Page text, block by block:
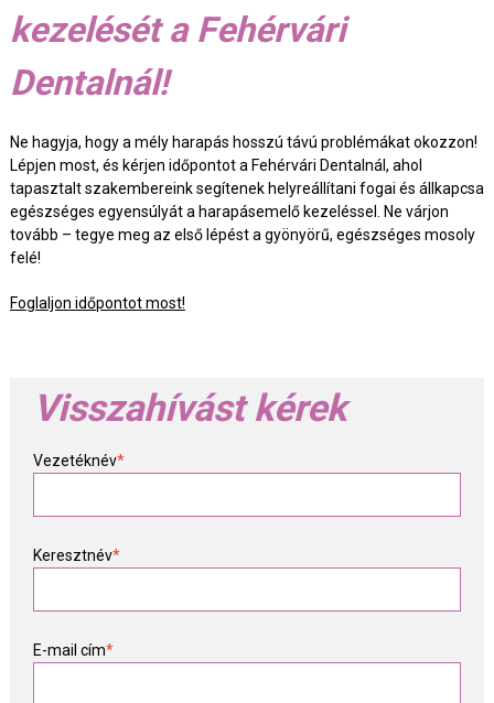
kezelését a Fehérvári
Dentalnál!
Ne hagyja, hogy a mély harapás hosszú távú problémákat okozzon!
Lépjen most, és kérjen időpontot a Fehérvári Dentalnál, ahol
tapasztalt szakembereink segítenek helyreállítani fogai és állkapcsa
egészséges egyensúlyát a harapásemelő kezeléssel. Ne várjon
tovább – tegye meg az első lépést a gyönyörű, egészséges mosoly
felé!
Foglaljon időpontot most!
Visszahívást kérek
Vezetéknév*
Keresztnév*
E-mail cím*